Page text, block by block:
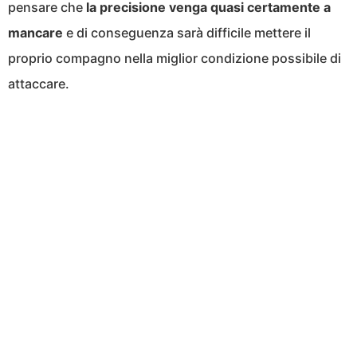
pensare che la precisione venga quasi certamente a
mancare e di conseguenza sarà difficile mettere il
proprio compagno nella miglior condizione possibile di
attaccare.